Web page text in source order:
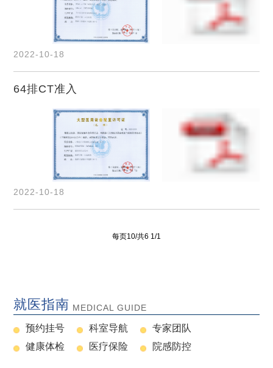
2022-10-18
64排CT准入
2022-10-18
每页10/共6 1/1
就医指南 MEDICAL GUIDE
预约挂号 科室导航
专家团队
健康体检
医疗保险 院感防控